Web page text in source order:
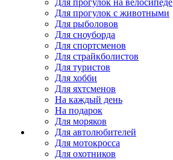
Для прогулок на велосипеде
Для прогулок с животными
Для рыболовов
Для сноуборда
Для спортсменов
Для страйкболистов
Для туристов
Для хобби
Для яхтсменов
На каждый день
На подарок
Для моряков
Для автолюбителей
Для мотокросса
Для охотников